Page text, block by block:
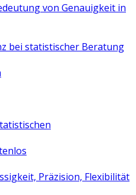
von Genauigkeit in
bei statistischer Beratung
Präzision, Flexibilität